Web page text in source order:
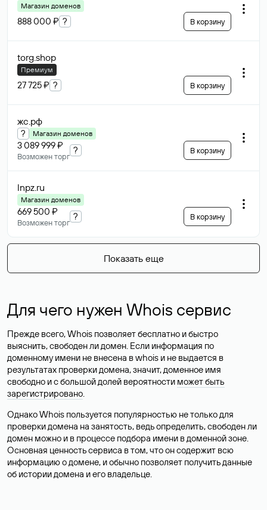
Магазин доменов
888 000 ₽ ? В корзину
torg.shop
Премиум
27 725 ₽ ? В корзину
жс.рф
? Магазин доменов
3 089 999 ₽
Возможен торг
? В корзину
lnpz.ru
Магазин доменов
669 500 ₽
Возможен торг
? В корзину
Показать еще
Для чего нужен Whois сервис
Прежде всего, Whois позволяет бесплатно и быстро
выяснить, свободен ли домен. Если информация по
доменному имени не внесена в whois и не выдается в
результатах проверки домена, значит, доменное имя
свободно и с большой долей вероятности может быть
зарегистрировано.
Однако Whois пользуется популярностью не только для
проверки домена на занятость, ведь определить, свободен ли
домен можно и в процессе подбора имени в доменной зоне.
Основная ценность сервиса в том, что он содержит всю
информацию о домене, и обычно позволяет получить данные
об истории домена и его владельце.